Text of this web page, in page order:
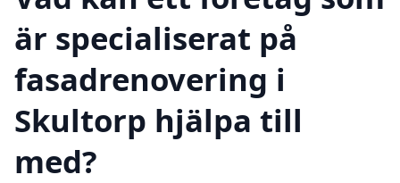
är specialiserat på
fasadrenovering i
Skultorp hjälpa till
med?